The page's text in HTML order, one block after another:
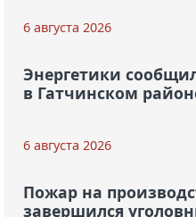
6 августа 2026
Энергетики
в Гатчинском
6 августа 2026
Пожар на
завершился